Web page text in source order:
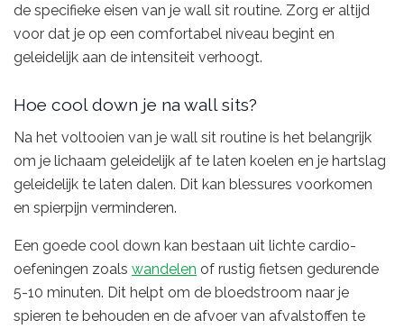
de specifieke eisen van je wall sit routine. Zorg er altijd
voor dat je op een comfortabel niveau begint en
geleidelijk aan de intensiteit verhoogt.
Hoe cool down je na wall sits?
Na het voltooien van je wall sit routine is het belangrijk
om je lichaam geleidelijk af te laten koelen en je hartslag
geleidelijk te laten dalen. Dit kan blessures voorkomen
en spierpijn verminderen.
Een goede cool down kan bestaan uit lichte cardio-
oefeningen zoals wandelen of rustig fietsen gedurende
5-10 minuten. Dit helpt om de bloedstroom naar je
spieren te behouden en de afvoer van afvalstoffen te